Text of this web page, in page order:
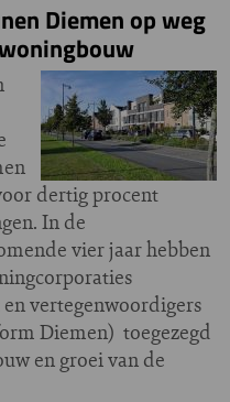
Diemen op weg
dertig procent
In de
vier jaar hebben
vertegenwoordigers
Diemen) toegezegd
en groei van de